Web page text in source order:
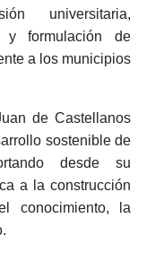
universitaria,
y formulación de
a los municipios
de Castellanos
sostenible de
desde su
a la construcción
conocimiento, la